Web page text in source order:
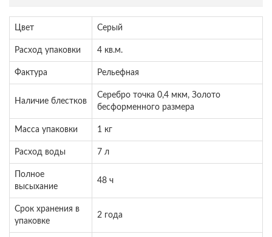
Цвет Серый
Расход упаковки 4 кв.м.
Фактура Рельефная
Наличие блестков
Серебро точка 0,4 мкм, Золото
бесформенного размера
Масса упаковки 1 кг
Расход воды 7 л
Полное
высыхание
48 ч
Срок хранения в
упаковке
2 года